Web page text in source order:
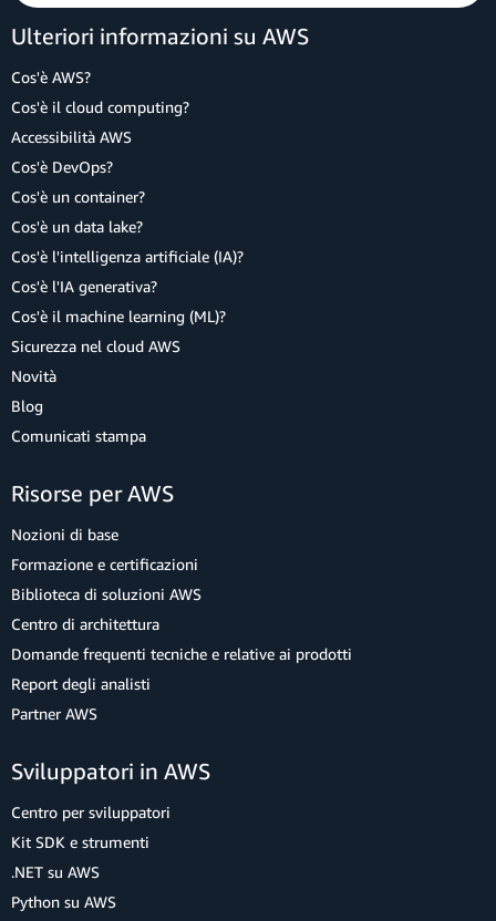
Ulteriori informazioni su AWS
Cos'è AWS?
Cos'è il cloud computing?
Accessibilità AWS
Cos'è DevOps?
Cos'è un container?
Cos'è un data lake?
Cos'è l'intelligenza artificiale (IA)?
Cos'è l'IA generativa?
Cos'è il machine learning (ML)?
Sicurezza nel cloud AWS
Novità
Blog
Comunicati stampa
Risorse per AWS
Nozioni di base
Formazione e certificazioni
Biblioteca di soluzioni AWS
Centro di architettura
Domande frequenti tecniche e relative ai prodotti
Report degli analisti
Partner AWS
Sviluppatori in AWS
Centro per sviluppatori
Kit SDK e strumenti
.NET su AWS
Python su AWS